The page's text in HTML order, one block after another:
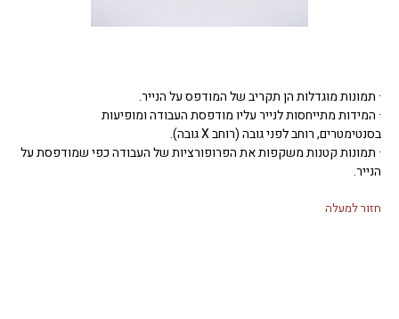
· תמונות מוגדלות הן תקריב של המודפס על הנייר.
· המידות מתייחסות לנייר עליו מודפסת העבודה ומופיעות
בסנטימטרים, רוחב לפני גובה (רוחב X גובה).
· תמונות קטנות משקפות את הפרופורציות של העבודה כפי שמודפסת על
הנייר.
חזור למעלה